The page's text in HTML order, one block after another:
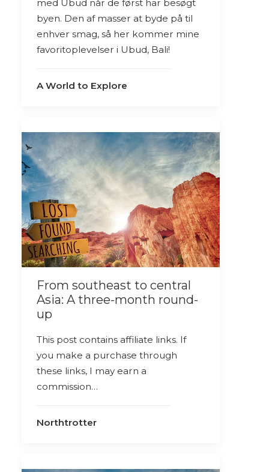
med Ubud når de først har besøgt
byen. Den af masser at byde på til
enhver smag, så her kommer mine
favoritoplevelser i Ubud, Bali!
A World to Explore
From southeast to central
Asia: A three-month round-
up
This post contains affiliate links. If
you make a purchase through
these links, I may earn a
commission…
Northtrotter